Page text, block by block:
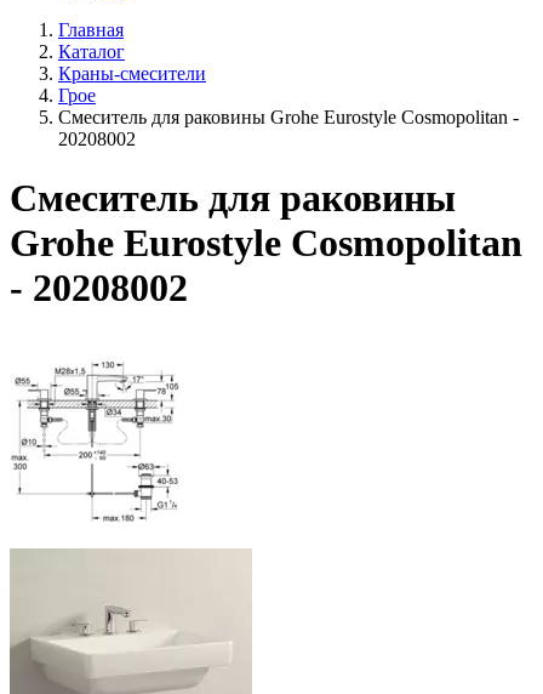
Главная
Каталог
Краны-смесители
Грое
Смеситель для раковины Grohe Eurostyle Cosmopolitan -
20208002
Смеситель для раковины
Grohe Eurostyle Cosmopolitan
- 20208002